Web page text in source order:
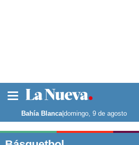
Noticias
La ciudad
Punta Alta
Bahía Blanca|domingo, 9 de agosto